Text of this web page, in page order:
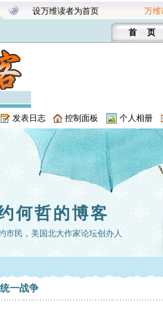
设万维读者为首页 万维
首 页
发表日志 控制面板 个人相册
何哲的博客
市民，美国北大作家论坛创办人
一战争